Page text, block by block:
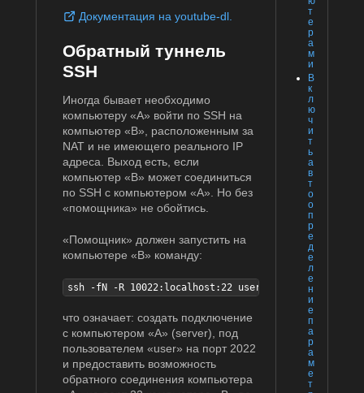
т
е
р
а
м
и
В
к
л
ю
ч
и
т
ь
а
в
т
о
о
п
р
е
д
е
л
е
н
и
е
п
а
р
а
м
е
т
Документация на youtube-dl.
Обратный туннель
SSH
Иногда бывает необходимо
компьютеру «A» войти по SSH на
компьютер «B», расположенным за
NAT и не имеющего реального IP
адреса. Выход есть, если
компьютер «B» может соединиться
по SSH с компьютером «A». Но без
«помощника» не обойтись.
«Помощник» должен запустить на
компьютере «B» команду:
ssh -fN -R 10022:localhost:22 user@server -p 2022
что означает: создать подключение
с компьютером «A» (server), под
пользователем «user» на порт 2022
и предоставить возможность
обратного соединения компьютера